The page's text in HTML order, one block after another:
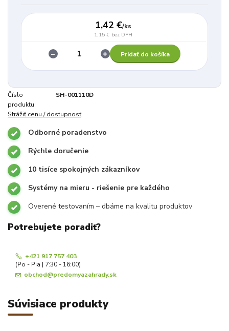
1,42 €/ks
1,15 € bez DPH
Pridať do košíka
Číslo
produktu:
SH-001110D
Strážiť cenu / dostupnosť
Odborné poradenstvo
Rýchle doručenie
10 tisíce spokojných zákazníkov
Systémy na mieru - riešenie pre každého
Overené testovaním – dbáme na kvalitu produktov
Potrebujete poradiť?
+421 917 757 403
(Po - Pia | 7:30 - 16:00)
obchod@predomyazahrady.sk
Súvisiace produkty